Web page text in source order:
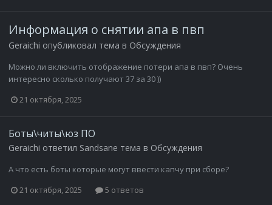
Информация о снятии апа в пвп
Geraichi опубликовал тема в Обсуждения
Можно ли включить отображение потери апа в пвп? Очень
интересно сколько получают 37 за 30 ))
21 октября, 2025
Боты\читы\юз ПО
Geraichi ответил Sandsane тема в Обсуждения
А что есть боты которые могут ввести капчу при сборе?
21 октября, 2025
5 ответов